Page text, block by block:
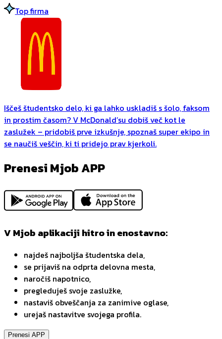
Top firma
Iščeš študentsko delo, ki ga lahko uskladiš s šolo, faksom
in prostim časom? V McDonald’su dobiš več kot le
zaslužek – pridobiš prve izkušnje, spoznaš super ekipo in
se naučiš veščin, ki ti pridejo prav kjerkoli.
Prenesi Mjob APP
V Mjob aplikaciji hitro in enostavno:
najdeš najboljša študentska dela,
se prijaviš na odprta delovna mesta,
naročiš napotnico,
pregleduješ svoje zaslužke,
nastaviš obveščanja za zanimive oglase,
urejaš nastavitve svojega profila.
Prenesi APP